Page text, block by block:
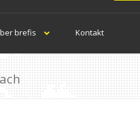
brefis Kontakt